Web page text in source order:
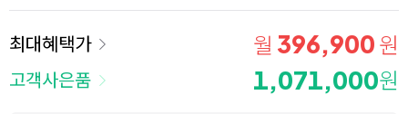
최대혜택가 월 396,900 원
고객사은품 1,071,000원